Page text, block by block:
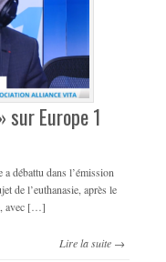
sur Europe 1
débattu dans l’émission
de l’euthanasie, après le
avec […]
Lire la suite →